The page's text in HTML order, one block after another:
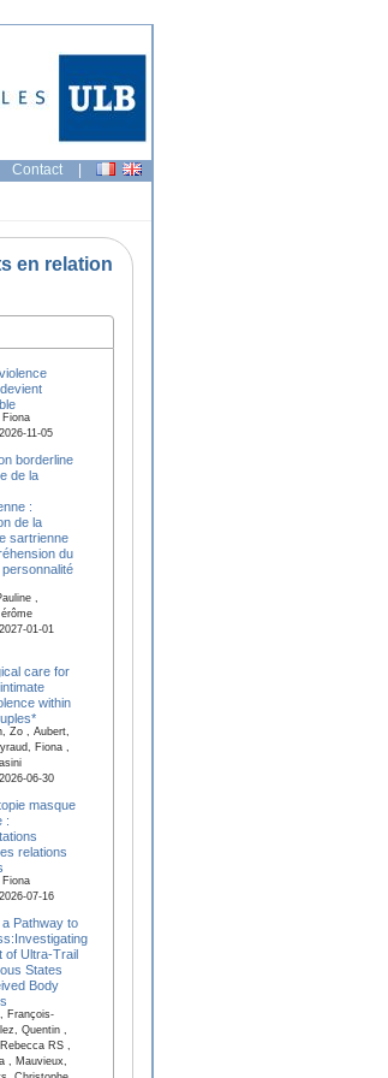
Contact |
en relation
11-05
borderline
de la
:
de la
sartrienne
du
,
01-01
care for
within
Zo , Aubert,
Fiona ,
06-30
masque
:
relations
07-16
Pathway to
of Ultra-Trail
States
Body
François-
Quentin ,
RS ,
, Mauvieux,